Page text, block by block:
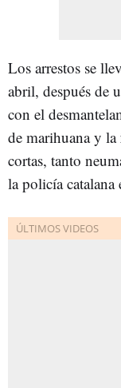
Los arrestos se
abril, después de
con el
de marihuana y la
cortas, tanto
la policía catalana